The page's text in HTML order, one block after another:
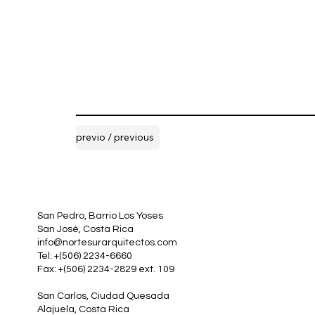
previo / previous
San Pedro, Barrio Los Yoses
San José, Costa Rica
info@nortesurarquitectos.com
Tel: +(506) 2234-6660
Fax: +(506) 2234-2829 ext. 109
San Carlos, Ciudad Quesada
Alajuela, Costa Rica